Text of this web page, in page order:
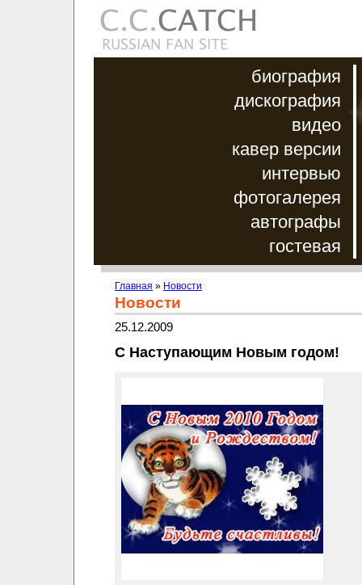
биография
дискография
видео
кавер версии
интервью
фотогалерея
автографы
гостевая
Главная » Новости
Новости
25.12.2009
С Наступающим Новым годом!